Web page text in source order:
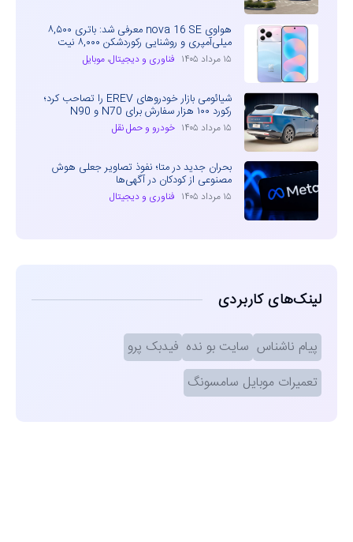
هواوی nova 16 SE معرفی شد: باتری ۸,۵۰۰
میلی‌آمپری و روشنایی رکوردشکن ۸,۰۰۰ نیت
۱۵ مرداد ۱۴۰۵ فناوری و دیجیتال، موبایل
شیائومی بازار خودروهای EREV را تصاحب کرد؛
رکورد ۱۰۰ هزار سفارش برای N70 و N90
۱۵ مرداد ۱۴۰۵ خودرو و حمل نقل
بحران جدید در متا؛ نفوذ تصاویر جعلی هوش
مصنوعی از کودکان در آگهی‌ها
۱۵ مرداد ۱۴۰۵ فناوری و دیجیتال
لینک‌های کاربردی
پیام ناشناس سایت بو نده فیدبک پرو
تعمیرات موبایل سامسونگ